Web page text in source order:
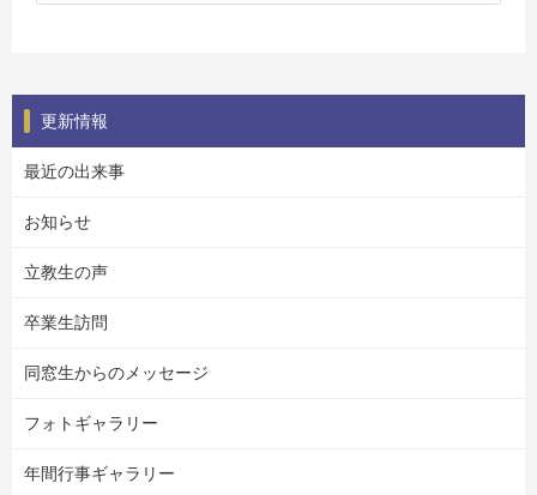
更新情報
最近の出来事
お知らせ
立教生の声
卒業生訪問
同窓生からのメッセージ
フォトギャラリー
年間行事ギャラリー